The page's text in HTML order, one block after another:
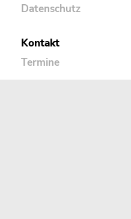
Datenschutz
Kontakt
Termine